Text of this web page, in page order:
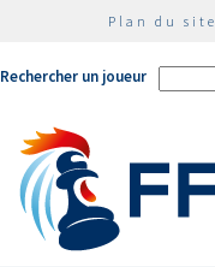
Plan du site
Rechercher un joueur